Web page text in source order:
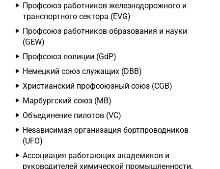
Профсоюз работников железнодорожного и
транспортного сектора (EVG)
Профсоюз работников образования и науки
(GEW)
Профсоюз полиции (GdP)
Немецкий союз служащих (DBB)
Христианский профсоюзный союз (CGB)
Марбургский союз (MB)
Объединение пилотов (VC)
Независимая организация бортпроводников
(UFO)
Ассоциация работающих академиков и
руководителей химической промышленности,